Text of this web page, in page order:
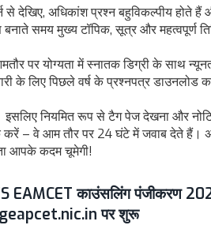
देखिए, अधिकांश प्रश्न बहुविकल्पीय होते हैं
समय मुख्य टॉपिक, सूत्र और महत्वपूर्ण
पर योग्यता में स्नातक डिग्री के साथ
के लिए पिछले वर्ष के प्रश्नपत्र
नियमित रूप से टैग पेज देखना और
करें – वे आम तौर पर 24 घंटे में जवाब देते हैं।
आपके कदम चूमेगी!
EAMCET काउंसलिंग पंजीकरण
पर शुरू